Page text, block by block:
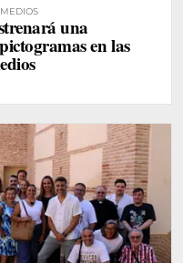
una
en las